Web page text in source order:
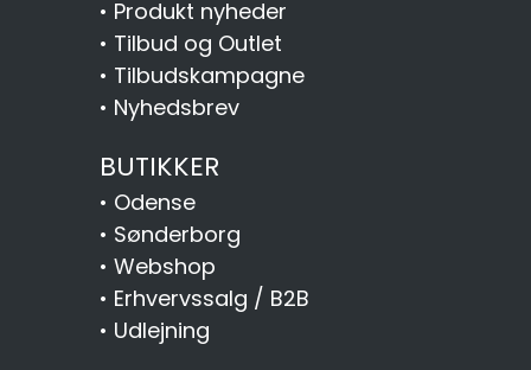
• Produkt nyheder
• Tilbud og Outlet
• Tilbudskampagne
• Nyhedsbrev
BUTIKKER
• Odense
• Sønderborg
• Webshop
• Erhvervssalg / B2B
• Udlejning